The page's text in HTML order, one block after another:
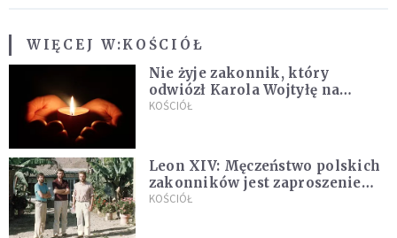
WIĘCEJ W:KOŚCIÓŁ
Nie żyje zakonnik, który
odwiózł Karola Wojtyłę na
konklawe. Jan Paweł II nazywał
KOŚCIÓŁ
Leon XIV: Męczeństwo polskich
zakonników jest zaproszeniem
do jedności i misji całego
KOŚCIÓŁ